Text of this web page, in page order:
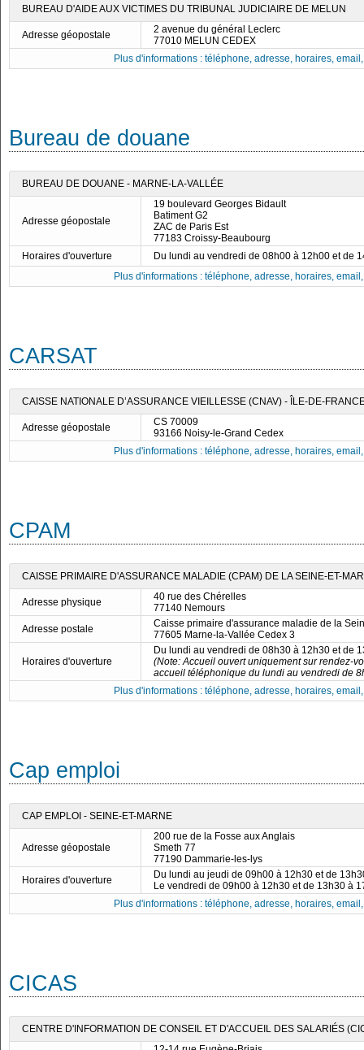
BUREAU D'AIDE AUX VICTIMES DU TRIBUNAL JUDICIAIRE DE MELUN
Adresse géopostale
2 avenue du général Leclerc
77010 MELUN CEDEX
Plus d'informations : téléphone, adresse, horaires,
Bureau de douane
BUREAU DE DOUANE - MARNE-LA-VALLÉE
Adresse géopostale
19 boulevard Georges Bidault
Batiment G2
ZAC de Paris Est
77183 Croissy-Beaubourg
Horaires d'ouverture
Du lundi au vendredi de 08h00 à 12h00 et de
Plus d'informations : téléphone, adresse, horaires,
CARSAT
CAISSE NATIONALE D’ASSURANCE VIEILLESSE (CNAV) - ÎLE-DE-
Adresse géopostale
CS 70009
93166 Noisy-le-Grand Cedex
Plus d'informations : téléphone, adresse, horaires,
CPAM
CAISSE PRIMAIRE D'ASSURANCE MALADIE (CPAM) DE LA SEINE-ET-
Adresse physique
40 rue des Chérelles
77140 Nemours
Adresse postale
Caisse primaire d'assurance maladie de la
77605 Marne-la-Vallée Cedex 3
Horaires d'ouverture
Du lundi au vendredi de 08h30 à 12h30 et de
(Note: Accueil ouvert uniquement sur rendez-
accueil téléphonique du lundi au vendredi de
Plus d'informations : téléphone, adresse, horaires,
Cap emploi
CAP EMPLOI - SEINE-ET-MARNE
Adresse géopostale
200 rue de la Fosse aux Anglais
Smeth 77
77190 Dammarie-les-lys
Horaires d'ouverture
Du lundi au jeudi de 09h00 à 12h30 et de
Le vendredi de 09h00 à 12h30 et de 13h30 à
Plus d'informations : téléphone, adresse, horaires,
CICAS
CENTRE D'INFORMATION DE CONSEIL ET D'ACCUEIL DES SALARIÉS